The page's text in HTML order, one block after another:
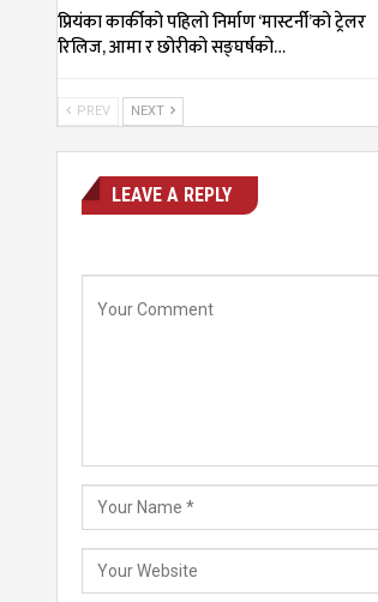
प्रियंका कार्कीको पहिलो निर्माण ‘मास्टर्नी’को ट्रेलर
रिलिज, आमा र छोरीको सङ्घर्षको…
PREV NEXT
LEAVE A REPLY